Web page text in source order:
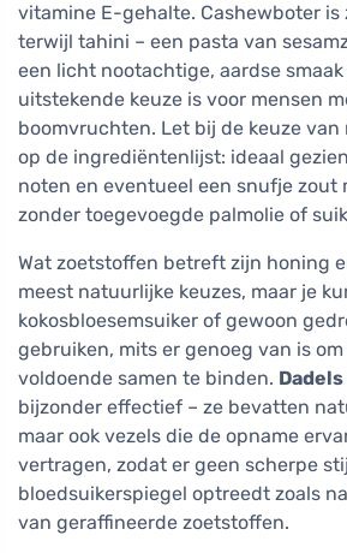
vitamine E-gehalte. Cashewboter is
terwijl tahini – een pasta van
een licht nootachtige, aardse
uitstekende keuze is voor mensen
boomvruchten. Let bij de keuze
op de ingrediëntenlijst: ideaal
noten en eventueel een snufje zout
zonder toegevoegde palmolie of
Wat zoetstoffen betreft zijn honing
meest natuurlijke keuzes, maar je
kokosbloesemsuiker of gewoon
gebruiken, mits er genoeg van is
voldoende samen te binden. Dadels
bijzonder effectief – ze bevatten
maar ook vezels die de opname
vertragen, zodat er geen scherpe
bloedsuikerspiegel optreedt zoals
van geraffineerde zoetstoffen.